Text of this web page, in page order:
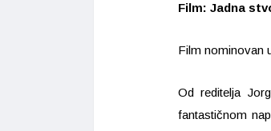
Film: Jadna
Film nominovan
Od reditelja
fantastičnom